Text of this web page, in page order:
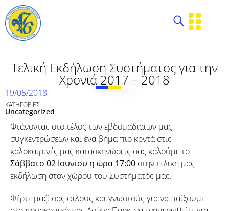
Τελική Εκδήλωση Συστήματος για την
Χρονιά 2017 – 2018
19/05/2018
ΚΑΤΗΓΟΡΙΕΣ:
Uncategorized
Φτάνοντας στο τέλος των εβδομαδιαίων μας
συγκεντρώσεων και ένα βήμα πιο κοντά στις
καλοκαιρινές μας κατασκηνώσεις σας καλούμε το
Σάββατο 02 Ιουνίου η ώρα 17:00 στην τελική μας
εκδήλωση στον χώρου του Συστήματός μας.
Φέρτε μαζί σας φίλους και γνωστούς για να παίξουμε